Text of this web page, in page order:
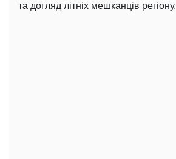
та догляд літніх мешканців регіону.